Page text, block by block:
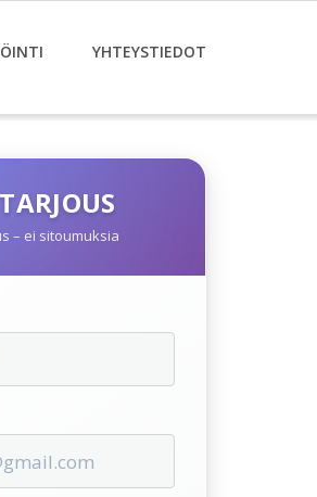
YHTEYSTIEDOT
– ei sitoumuksia